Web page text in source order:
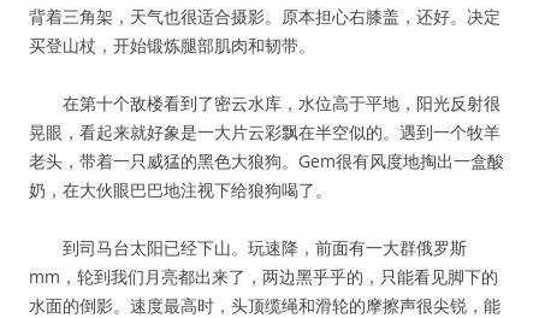
背着三角架，天气也很适合摄影。原本担心右膝盖，还好。决定
买登山杖，开始锻炼腿部肌肉和韧带。
在第十个敌楼看到了密云水库，水位高于平地，阳光反射很
晃眼，看起来就好象是一大片云彩飘在半空似的。遇到一个牧羊
老头，带着一只威猛的黑色大狼狗。Gem很有风度地掏出一盒酸
奶，在大伙眼巴巴地注视下给狼狗喝了。
到司马台太阳已经下山。玩速降，前面有一大群俄罗斯
mm，轮到我们月亮都出来了，两边黑乎乎的，只能看见脚下的
水面的倒影。速度最高时，头顶缆绳和滑轮的摩擦声很尖锐，能